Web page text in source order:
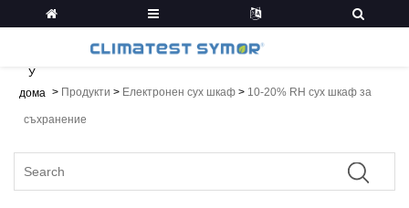
У
дома > Продукти > Електронен сух шкаф > 10-20% RH сух шкаф за
съхранение